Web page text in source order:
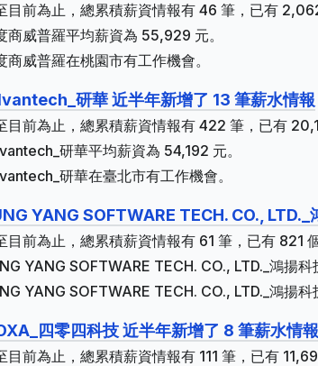
目前為止，總累積薪資情報有 46 筆，已有
商威普羅平均薪資為 55,929 元。
商威普羅在桃園市有工作機會。
研華 近半年新增了 13 筆薪水情報
目前為止，總累積薪資情報有 422 筆，已有
研華平均薪資為 54,192 元。
研華在臺北市有工作機會。
YANG SOFTWARE TECH. CO.,
目前為止，總累積薪資情報有 61 筆，已有 821
YANG SOFTWARE TECH. CO., LTD._鴻揚
YANG SOFTWARE TECH. CO., LTD._鴻揚科
四零四科技 近半年新增了 8 筆薪水情報
目前為止，總累積薪資情報有 111 筆，已有